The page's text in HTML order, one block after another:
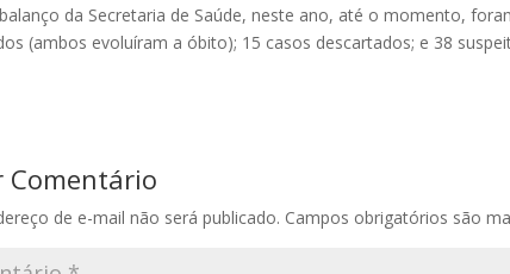
da Secretaria de Saúde, neste ano, até o momento,
(ambos evoluíram a óbito); 15 casos descartados; e 38
Comentário
de e-mail não será publicado. Campos obrigatórios são